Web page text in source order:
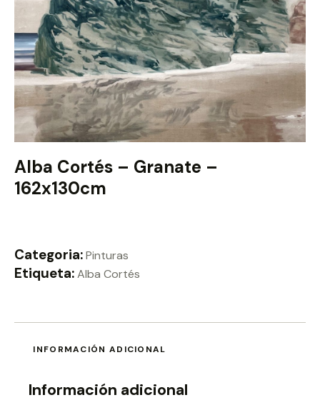
Alba Cortés – Granate –
162x130cm
Categoria:Pinturas
Etiqueta:Alba Cortés
INFORMACIÓN ADICIONAL
Información adicional